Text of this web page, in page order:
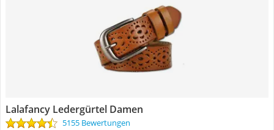
Lalafancy Ledergürtel Damen
5155 Bewertungen